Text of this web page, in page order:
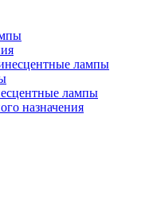
лампы
лампы
назначения